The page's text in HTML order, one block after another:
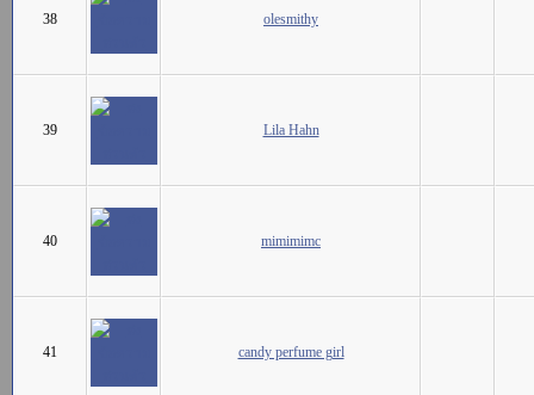
38 olesmithy
39 Lila Hahn
40 mimimimc
41 candy perfume girl